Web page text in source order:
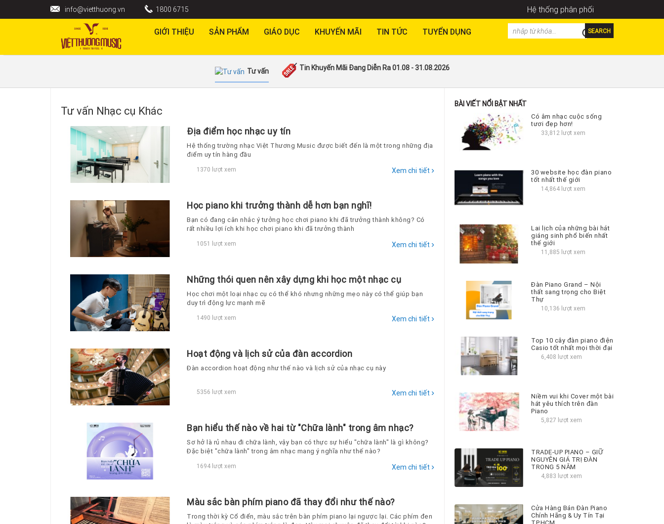
info@vietthuong.vn 1800 6715 Hệ thống phân phối
GIỚI THIỆU SẢN PHẨM GIÁO DỤC KHUYẾN MÃI TIN TỨC TUYỂN DỤNG SEARCH
Tư vấn Tin Khuyến Mãi Đang Diễn Ra 01.08 - 31.08.2026
Tư vấn Nhạc cụ Khác
Địa điểm học nhạc uy tín
Hệ thống trường nhạc Việt Thương Music được biết đến là một trong những địa
điểm uy tín hàng đầu
1370 lượt xem Xem chi tiết ›
Học piano khi trưởng thành dễ hơn bạn nghĩ!
Bạn có đang cân nhắc ý tưởng học chơi piano khi đã trưởng thành không? Có
rất nhiều lợi ích khi học chơi piano khi đã trưởng thành
1051 lượt xem Xem chi tiết ›
Những thói quen nên xây dựng khi học một nhạc cụ
Học chơi một loại nhạc cụ có thể khó nhưng những mẹo này có thể giúp bạn
duy trì động lực mạnh mẽ
1490 lượt xem Xem chi tiết ›
Hoạt động và lịch sử của đàn accordion
Đàn accordion hoạt động như thế nào và lịch sử của nhạc cụ này
5356 lượt xem Xem chi tiết ›
Bạn hiểu thế nào về hai từ "Chữa lành" trong âm nhạc?
Sơ hở là rủ nhau đi chữa lành, vậy bạn có thực sự hiểu "chữa lành" là gì không?
Đặc biệt "chữa lành" trong âm nhạc mang ý nghĩa như thế nào?
1694 lượt xem Xem chi tiết ›
Màu sắc bàn phím piano đã thay đổi như thế nào?
Trong thời kỳ Cổ điển, màu sắc trên bàn phím piano lại ngược lại. Các phím đen
BÀI VIẾT NỔI BẬT NHẤT
Có âm nhạc cuộc sống
tươi đẹp hơn!
33,812 lượt xem
30 website học đàn piano
tốt nhất thế giới
14,864 lượt xem
Lai lịch của những bài hát
giáng sinh phổ biến nhất
thế giới
11,885 lượt xem
Đàn Piano Grand – Nội
thất sang trọng cho Biệt
Thự
10,136 lượt xem
Top 10 cây đàn piano điện
Casio tốt nhất mọi thời đại
6,408 lượt xem
Niềm vui khi Cover một bài
hát yêu thích trên đàn
Piano
5,827 lượt xem
TRADE-UP PIANO – GIỮ
NGUYÊN GIÁ TRỊ ĐÀN
TRONG 5 NĂM
4,883 lượt xem
Cửa Hàng Bán Đàn Piano
Chính Hãng & Uy Tín Tại